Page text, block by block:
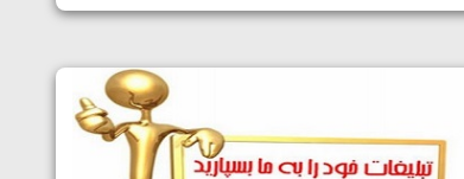
نمایندگان ایران مشخص شدند
سوم برای ایران
1405/05/07